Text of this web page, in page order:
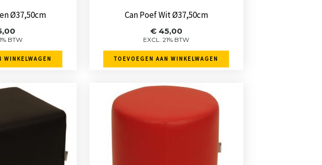
-14 december 2025 26 november 2025
Ø37,50cm
BTW
WINKELWAGEN
Can Poef Wit Ø37,50cm
€45,00
EXCL. 21% BTW
TOEVOEGEN AAN WINKELWAGEN